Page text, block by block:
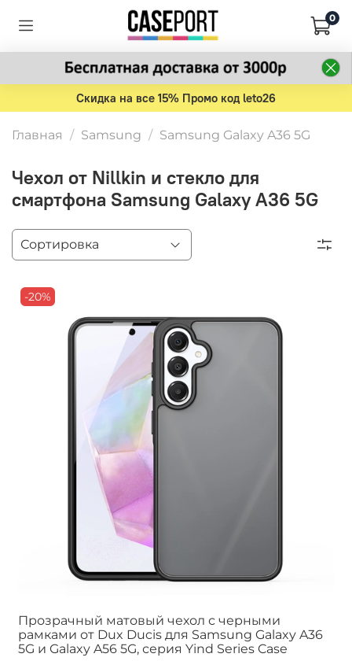
0
Скидка на все 15% Промо код leto26
Главная Samsung Samsung Galaxy A36 5G
Чехол от Nillkin и стекло для
смартфона Samsung Galaxy A36 5G
-20%
Прозрачный матовый чехол с черными
рамками от Dux Ducis для Samsung Galaxy A36
5G и Galaxy A56 5G, серия Yind Series Case